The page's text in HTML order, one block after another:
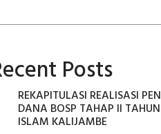
Posts
REKAPITULASI REALISASI
DANA BOSP TAHAP II
ISLAM KALIJAMBE